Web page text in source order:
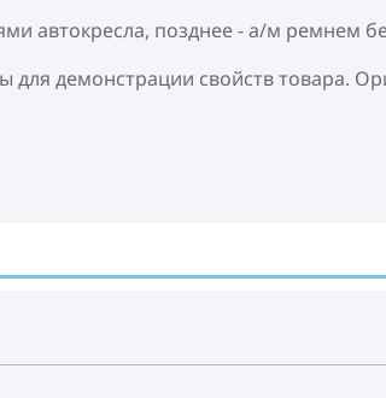
автокресла, позднее - а/м ремнем
демонстрации свойств товара.